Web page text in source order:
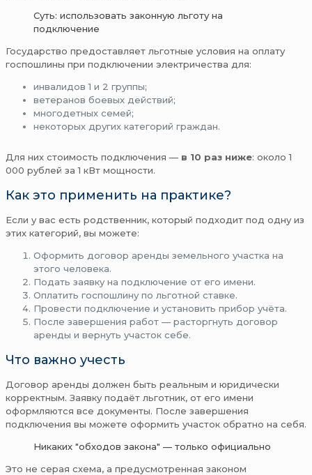
Суть: использовать законную льготу на
подключение
Государство предоставляет льготные условия на оплату
госпошлины при подключении электричества для:
инвалидов 1 и 2 группы;
ветеранов боевых действий;
многодетных семей;
некоторых других категорий граждан.
Для них стоимость подключения — в 10 раз ниже: около 1
000 рублей за 1 кВт мощности.
Как это применить на практике?
Если у вас есть родственник, который подходит под одну из
этих категорий, вы можете:
Оформить договор аренды земельного участка на
этого человека.
Подать заявку на подключение от его имени.
Оплатить госпошлину по льготной ставке.
Провести подключение и установить прибор учёта.
После завершения работ — расторгнуть договор
аренды и вернуть участок себе.
Что важно учесть
Договор аренды должен быть реальным и юридически
корректным. Заявку подаёт льготник, от его имени
оформляются все документы. После завершения
подключения вы можете оформить участок обратно на себя.
Никаких "обходов закона" — только официально
Это не серая схема, а предусмотренная законом